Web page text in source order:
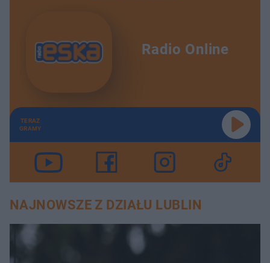
Radio Online
TERAZ
GRAMY
NAJNOWSZE Z DZIAŁU LUBLIN